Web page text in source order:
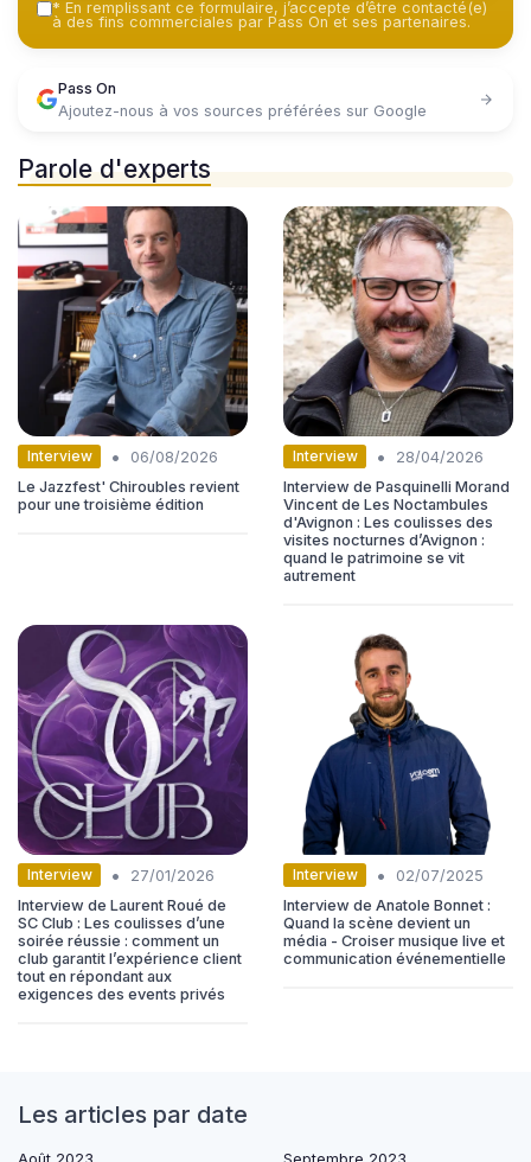
* En remplissant ce formulaire, j’accepte d’être contacté(e)
à des fins commerciales par Pass On et ses partenaires.
Pass On
Ajoutez-nous à vos sources préférées sur Google
Parole d'experts
Interview •
06/08/2026
Le Jazzfest' Chiroubles revient
pour une troisième édition
Interview •
28/04/2026
Interview de Pasquinelli Morand
Vincent de Les Noctambules
d'Avignon : Les coulisses des
visites nocturnes d’Avignon :
quand le patrimoine se vit
autrement
Interview •
27/01/2026
Interview de Laurent Roué de
SC Club : Les coulisses d’une
soirée réussie : comment un
club garantit l’expérience client
tout en répondant aux
exigences des events privés
Interview •
02/07/2025
Interview de Anatole Bonnet :
Quand la scène devient un
média - Croiser musique live et
communication événementielle
Les articles par date